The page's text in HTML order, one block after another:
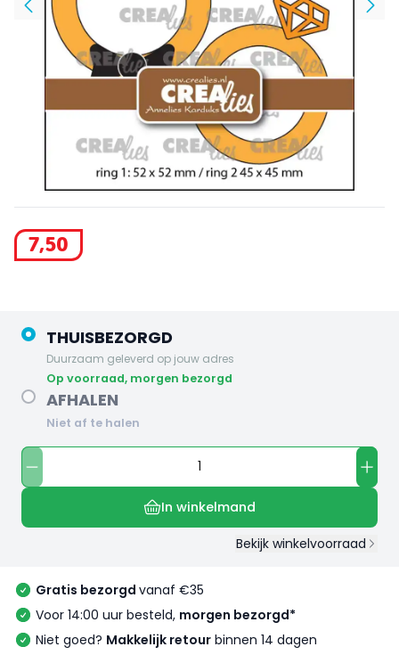
7,50
THUISBEZORGD
Duurzaam geleverd op jouw adres
op voorraad, morgen bezorgd
AFHALEN
Niet af te halen
In winkelmand
Bekijk winkelvoorraad
Gratis bezorgd vanaf €35
Voor 14:00 uur besteld, morgen bezorgd*
Niet goed? Makkelijk retour binnen 14 dagen